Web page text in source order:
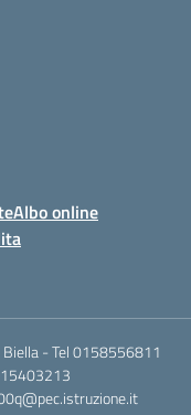
Albo online
- Tel 0158556811